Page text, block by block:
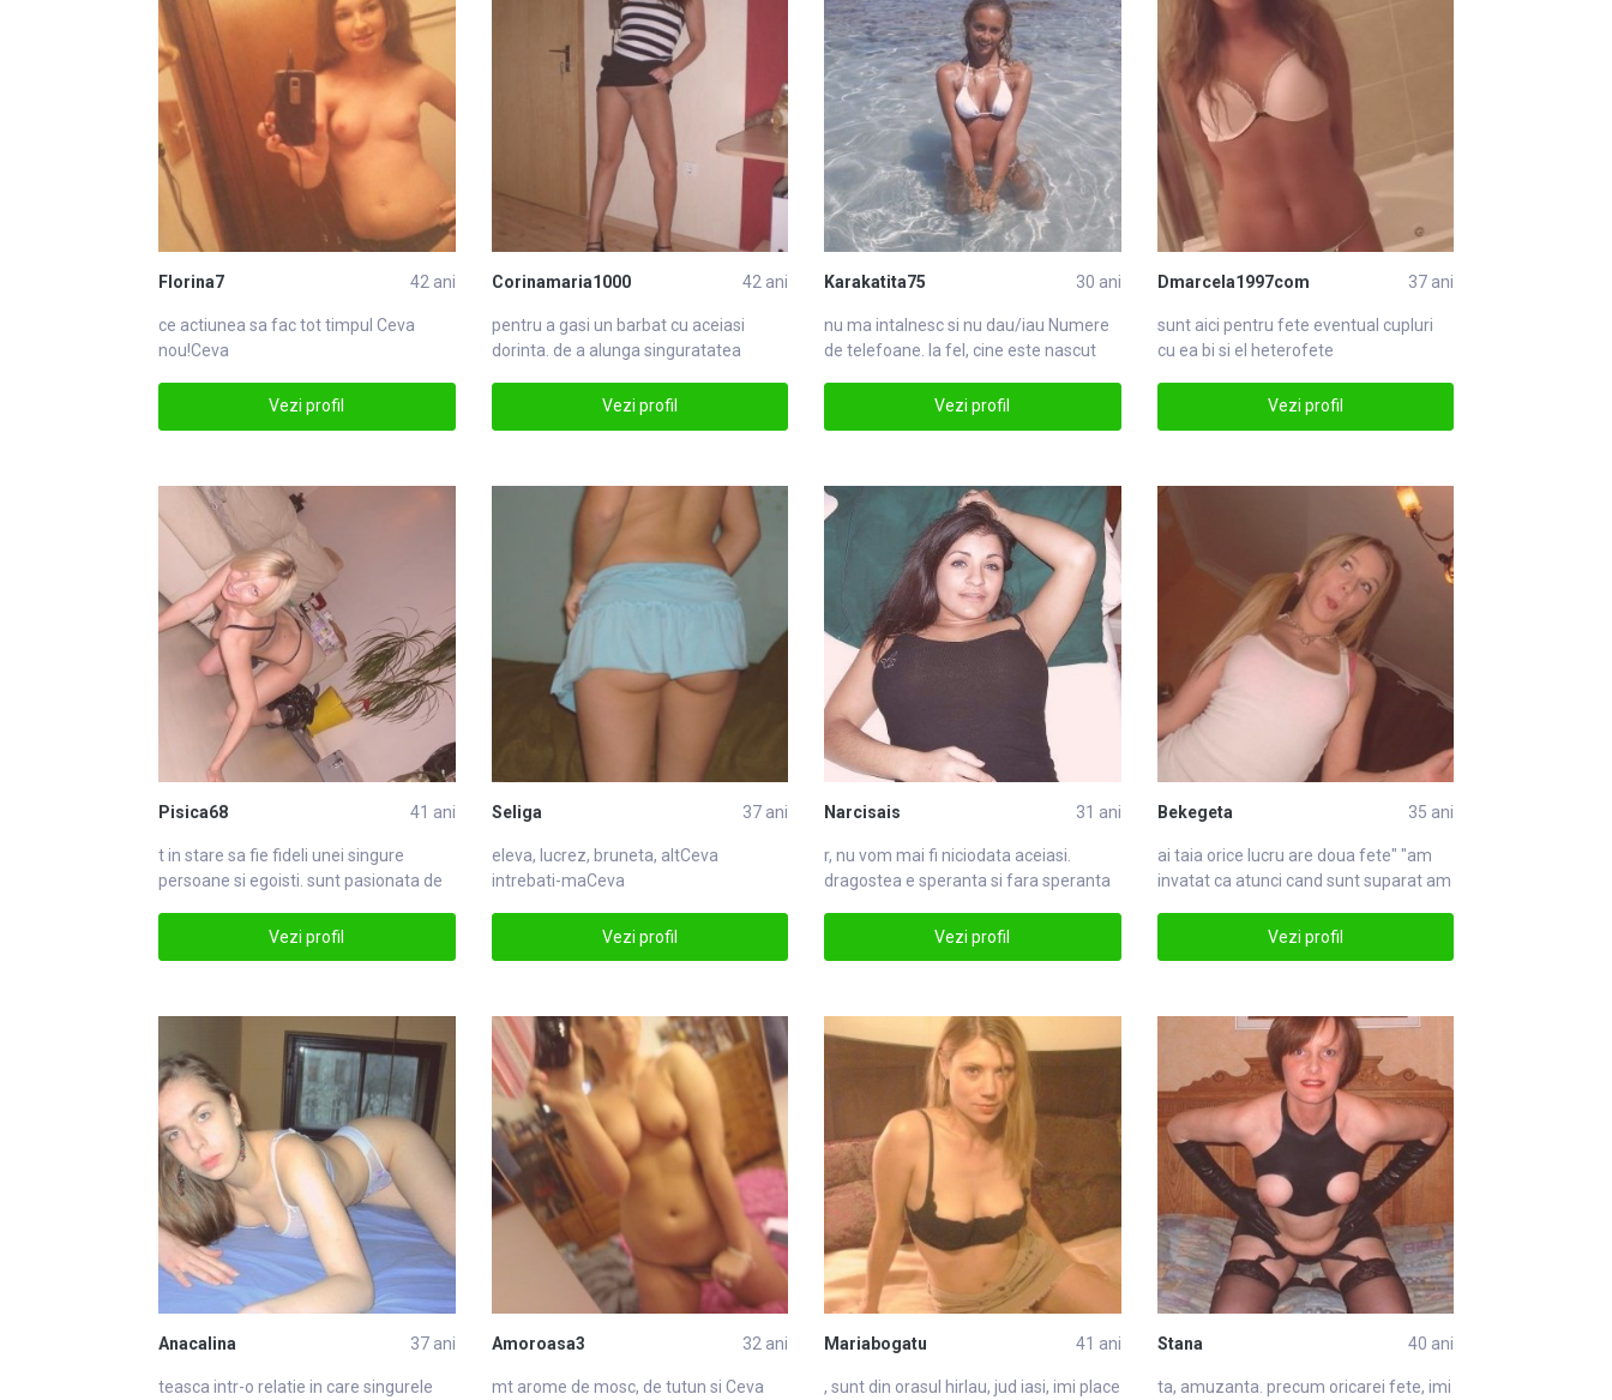
Florina7 42 ani
ce actiunea sa fac tot timpul Ceva
nou!Ceva
Vezi profil
Corinamaria1000 42 ani
pentru a gasi un barbat cu aceiasi
dorinta. de a alunga singuratatea
Vezi profil
Karakatita75 30 ani
nu ma intalnesc si nu dau/iau Numere
de telefoane. la fel, cine este nascut
Vezi profil
Dmarcela1997com 37 ani
sunt aici pentru fete eventual cupluri
cu ea bi si el heterofete
Vezi profil
Pisica68 41 ani
t in stare sa fie fideli unei singure
persoane si egoisti. sunt pasionata de
Vezi profil
Seliga 37 ani
eleva, lucrez, bruneta, altCeva
intrebati-maCeva
Vezi profil
Narcisais 31 ani
r, nu vom mai fi niciodata aceiasi.
dragostea e speranta si fara speranta
Vezi profil
Bekegeta 35 ani
ai taia orice lucru are doua fete" "am
invatat ca atunci cand sunt suparat am
Vezi profil
Anacalina 37 ani
teasca intr-o relatie in care singure le
Amoroasa3 32 ani
mt arome de mosc, de tutun si Ceva
Mariabogatu 41 ani
, sunt din orasul hirlau, jud iasi, imi place
Stana 40 ani
ta, amuzanta. precum oricarei fete, imi